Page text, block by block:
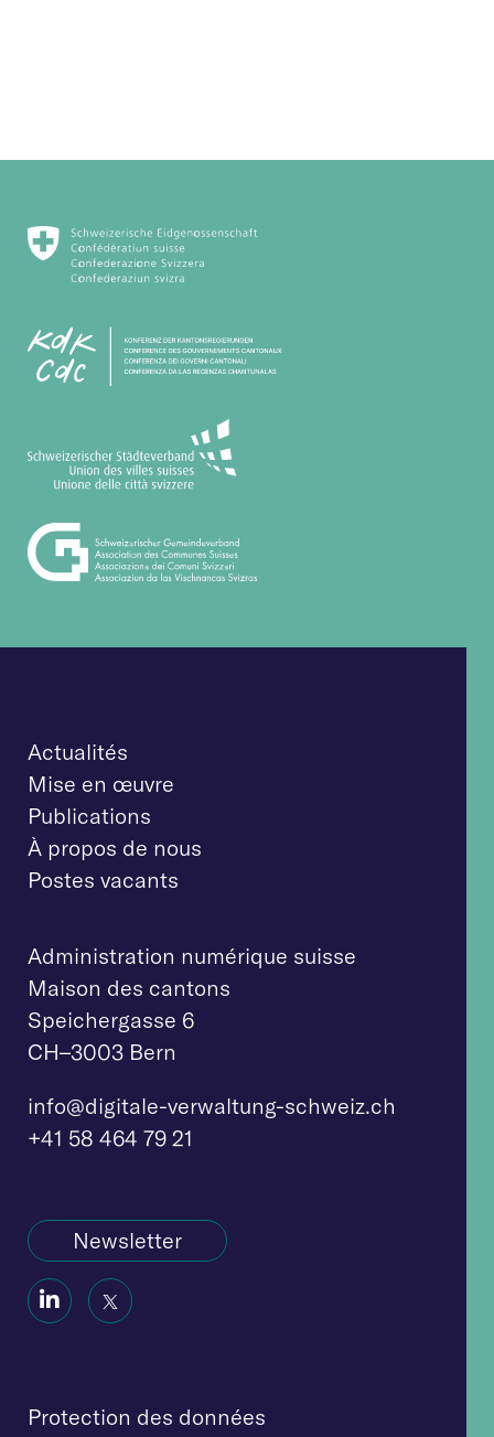
Actualités
Mise en œuvre
Publications
À propos de nous
Postes vacants
Administration numérique suisse
Maison des cantons
Speichergasse 6
CH–3003 Bern
info@digitale-verwaltung-schweiz.ch
+41 58 464 79 21
Newsletter
Social Social
Protection des données